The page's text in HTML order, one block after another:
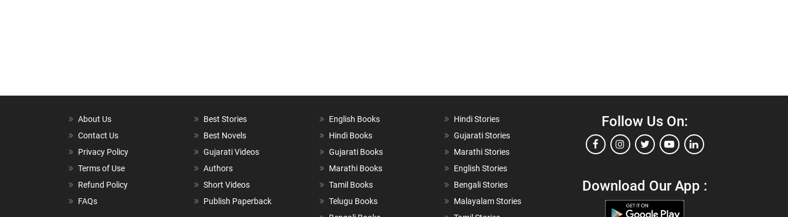
About Us
Contact Us
Privacy Policy
Terms of Use
Refund Policy
FAQs
Best Stories
Best Novels
Gujarati Videos
Authors
Short Videos
Publish Paperback
English Books
Hindi Books
Gujarati Books
Marathi Books
Tamil Books
Telugu Books
Hindi Stories
Gujarati Stories
Marathi Stories
English Stories
Bengali Stories
Malayalam Stories
Follow Us On:
Download Our App :